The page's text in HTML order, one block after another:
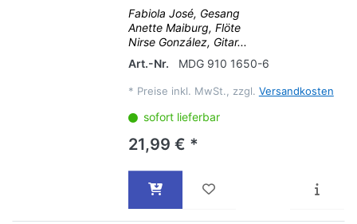
Fabiola José, Gesang
Anette Maiburg, Flöte
Nirse González, Gitar...
Art.-Nr.
MDG 910 1650-6
* Preise inkl. MwSt., zzgl. Versandkosten
sofort lieferbar
21,99 € *